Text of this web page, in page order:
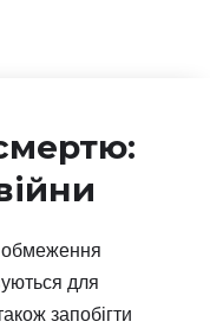
обмеження
для
запобігти